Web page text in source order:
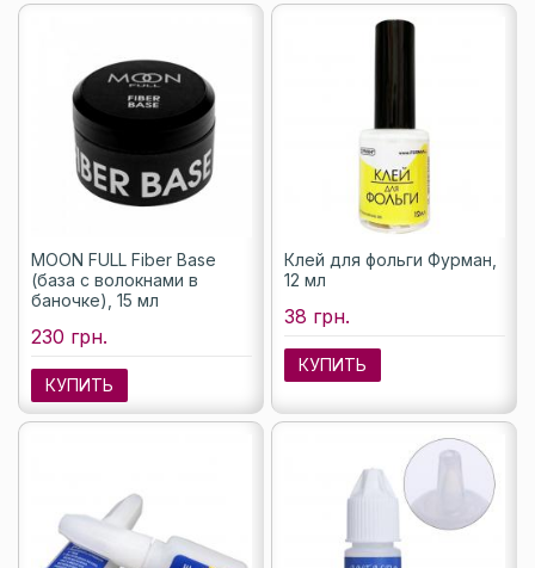
MOON FULL Fiber Base
(база с волокнами в
баночке), 15 мл
230 грн.
КУПИТЬ
Клей для фольги Фурман,
12 мл
38 грн.
КУПИТЬ